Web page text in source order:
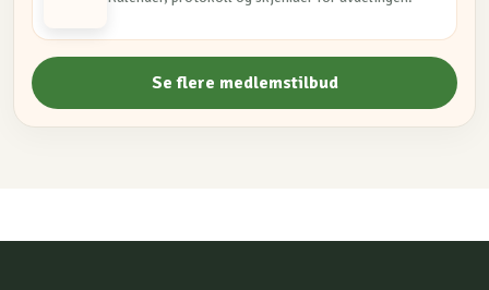
Se flere medlemstilbud